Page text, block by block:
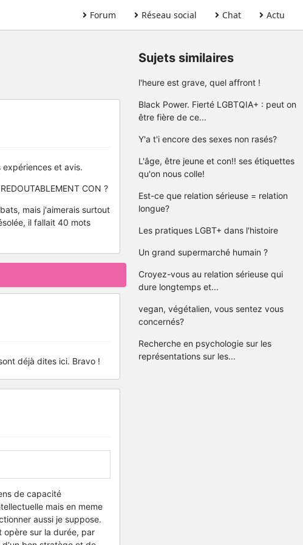
Forum Réseau social Chat Actu
et avis.
CON ?
mais j'aimerais surtout
il fallait 40 mots
déjà dites ici. Bravo !
de capacité
mais en meme
aussi je suppose.
opère sur la durée, par
Sujets similaires
l'heure est grave, quel affront !
Black Power. Fierté LGBTQIA+ : peut on
être fière de ce...
Y'a t'i encore des sexes non rasés?
L'âge, être jeune et con!! ses étiquettes
qu'on nous colle!
Est-ce que relation sérieuse = relation
longue?
Les pratiques LGBT+ dans l'histoire
Un grand supermarché humain ?
Croyez-vous au relation sérieuse qui
dure longtemps et...
vegan, végétalien, vous sentez vous
concernés?
Recherche en psychologie sur les
représentations sur les...